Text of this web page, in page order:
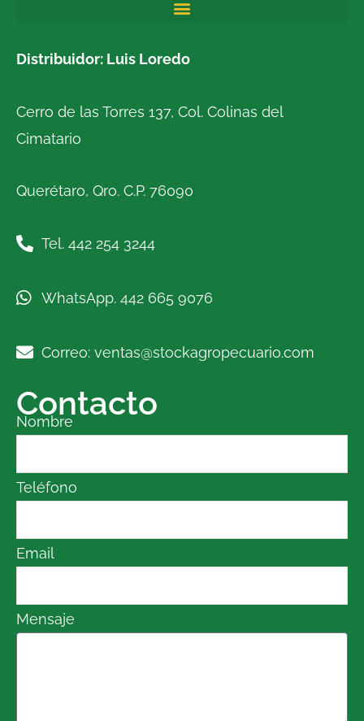
Distribuidor: Luis Loredo
Cerro de las Torres 137, Col. Colinas del
Cimatario
Querétaro, Qro. C.P. 76090
Tel. 442 254 3244
WhatsApp. 442 665 9076
Correo: ventas@stockagropecuario.com
Contacto
Nombre
Teléfono
Email
Mensaje